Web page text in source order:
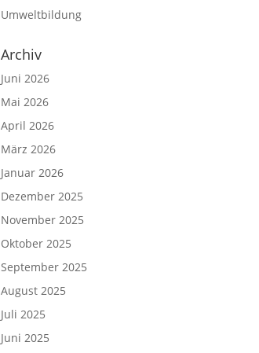
Umweltbildung
Archiv
Juni 2026
Mai 2026
April 2026
März 2026
Januar 2026
Dezember 2025
November 2025
Oktober 2025
September 2025
August 2025
Juli 2025
Juni 2025